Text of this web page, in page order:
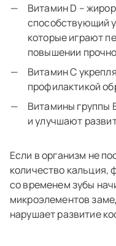
Витамин D –
способствующий
которые играют
повышении
Витамин С
профилактикой
Витамины группы
и улучшают
Если в организм не
количество кальция,
со временем зубы
микроэлементов
нарушает развитие